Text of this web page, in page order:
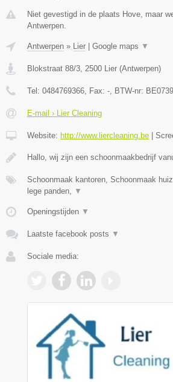
Niet gevestigd in de plaats Hove, maar
Antwerpen.
Antwerpen » Lier Google maps ▼
Blokstraat 88/3 2500 Lier (Antwerpen)
Tel: 0484769366 , Fax: - , BTW-nr:
E-mail › Lier Cleaning
Website: http://www.liercleaning.be
Hallo, wij zijn een schoonmaakbedrijf
Schoonmaak kantoren, Schoonmaak
lege panden,
▼
Openingstijden ▼
Laatste facebook posts ▼
Sociale media: